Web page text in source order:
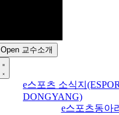
Open 교수소개
e스포츠 소식지
DONGYANG)
e스포츠동아